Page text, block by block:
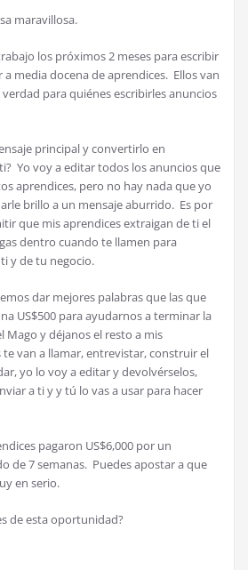
maravillosa.
los próximos 2 meses para escribir
media docena de aprendices. Ellos van
para quiénes escribirles anuncios
principal y convertirlo en
Yo voy a editar todos los anuncios que
aprendices, pero no hay nada que yo
brillo a un mensaje aburrido. Es por
que mis aprendices extraigan de ti el
dentro cuando te llamen para
y de tu negocio.
dar mejores palabras que las que
US$500 para ayudarnos a terminar la
Mago y déjanos el resto a mis
van a llamar, entrevistar, construir el
yo lo voy a editar y devolvérselos,
a ti y y tú lo vas a usar para hacer
pagaron US$6,000 por un
de 7 semanas. Puedes apostar a que
en serio.
de esta oportunidad?